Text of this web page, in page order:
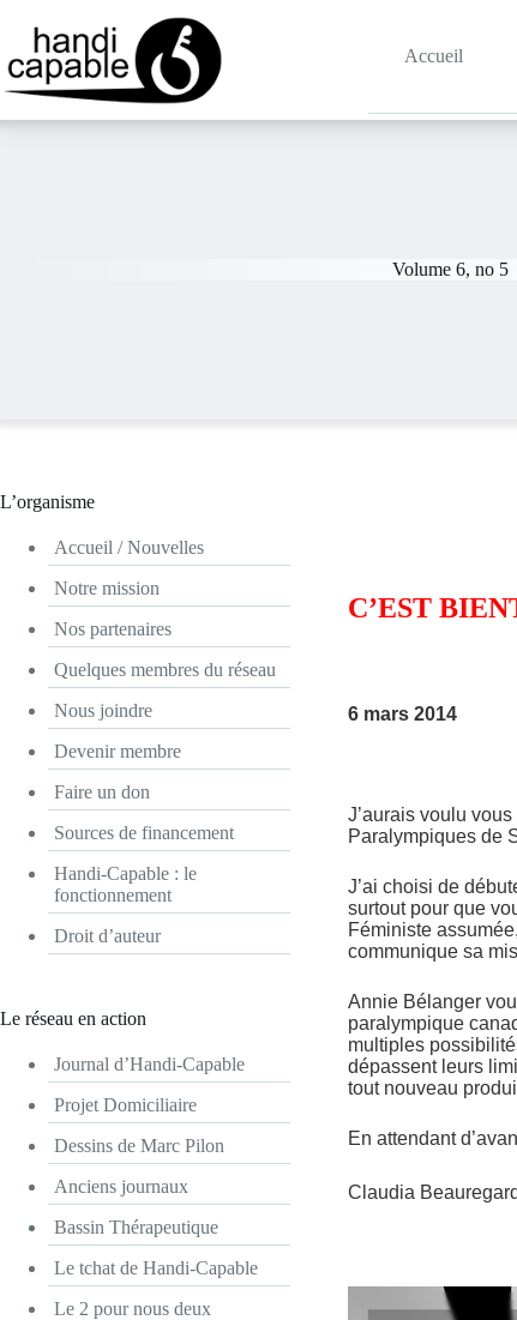
Accueil
Volume 6, no 5
C’EST
6 mars 2014
J’aurais voulu
Paralympiques de
J’ai choisi de
surtout pour que
Féministe
communique sa
Annie Bélanger
paralympique
multiples
dépassent leurs
tout nouveau
En attendant
Claudia
L’organisme
Accueil / Nouvelles
Notre mission
Nos partenaires
Quelques membres du réseau
Nous joindre
Devenir membre
Faire un don
Sources de financement
Handi-Capable : le
fonctionnement
Droit d’auteur
Le réseau en action
Journal d’Handi-Capable
Projet Domiciliaire
Dessins de Marc Pilon
Anciens journaux
Bassin Thérapeutique
Le tchat de Handi-Capable
Le 2 pour nous deux